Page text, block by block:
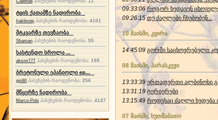
Ciallinall
ტყის ქათამზე ნადირობა
Iraklisnip პასუხების რაოდენობა: 4101
მტკვარზე თევზაობა
Shaman პასუხების რაოდენობა:55
სასტენდო სროლა ...
akson777 პასუხების რაოდენობა:195
ბრეტონული ეპანიოლი ep...
gio90 პასუხების რაოდენობა:256
მწყერზე ნადირობა
Marco-Polo პასუხების რაოდენობა:4137
09:33:06 როგორ ხედავენ
09:26:15 თუ ძაღლები ჩხუბობენ...
10 მაისში, კვირა
14:45:09 გორში საცხოვრებელი
08 მაისში, პარასკევი
13:33:39 ერთადერთი ალბინოსი
13:31:19 ტე­რი­ე­რე­ბი (0)
13:15:49 როდესაც ძაღლი ხვდება
07 მაისში, ხუთშაბათი